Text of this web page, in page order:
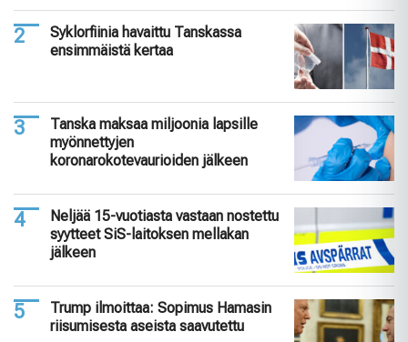
Syklorfiinia havaittu Tanskassa
ensimmäistä kertaa
Tanska maksaa miljoonia lapsille
myönnettyjen
koronarokotevaurioiden jälkeen
Neljää 15-vuotiasta vastaan nostettu
syytteet SiS-laitoksen mellakan
jälkeen
Trump ilmoittaa: Sopimus Hamasin
riisumisesta aseista saavutettu